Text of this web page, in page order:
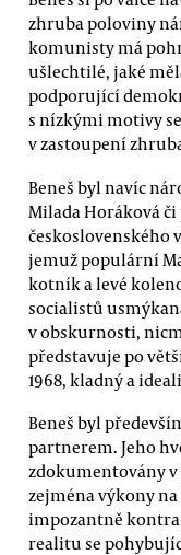
zhruba poloviny
komunisty má
ušlechtilé, jaké
podporující
s nízkými motivy
v zastoupení
Beneš byl navíc
Milada Horáková
československého
jemuž populární
kotník a levé
socialistů
v obskurnosti,
představuje po
1968, kladný a
Beneš byl
partnerem. Jeho
zdokumentovány
zejména výkony
impozantně
realitu se